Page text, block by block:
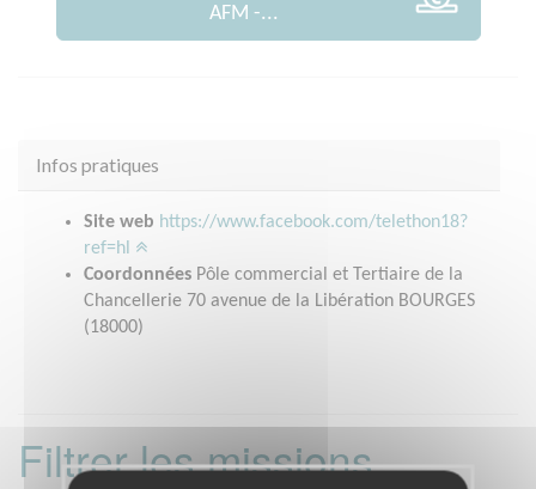
AFM -...
Infos pratiques
Site web https://www.facebook.com/telethon18?
ref=hl
Coordonnées Pôle commercial et Tertiaire de la
Chancellerie 70 avenue de la Libération BOURGES
(18000)
Filtrer les missions